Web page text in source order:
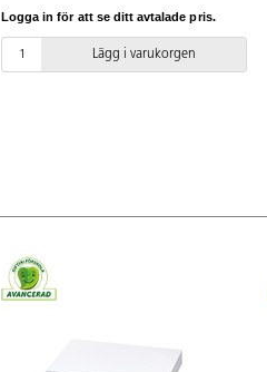
kritor och skissmaterial som grafit och
kol. 160 g/m². Träfritt och syrafritt
Logga in för att se ditt avtalade pris.
Lägg i varukorgen